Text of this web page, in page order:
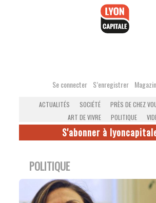
Se connecter S’enregistrer
ACTUALITÉS SOCIÉTÉ PRÈS DE CHEZ
ART DE VIVRE
POLITIQUE
S'abonner à
POLITIQUE